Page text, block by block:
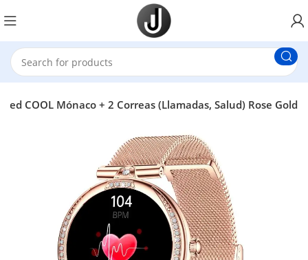
COOL Mónaco + 2 Correas (Llamadas, Salud) Rose Gold